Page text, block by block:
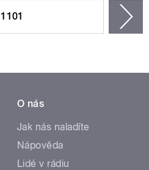
1101
O nás
Jak nás naladíte
Nápověda
Lidé v rádiu